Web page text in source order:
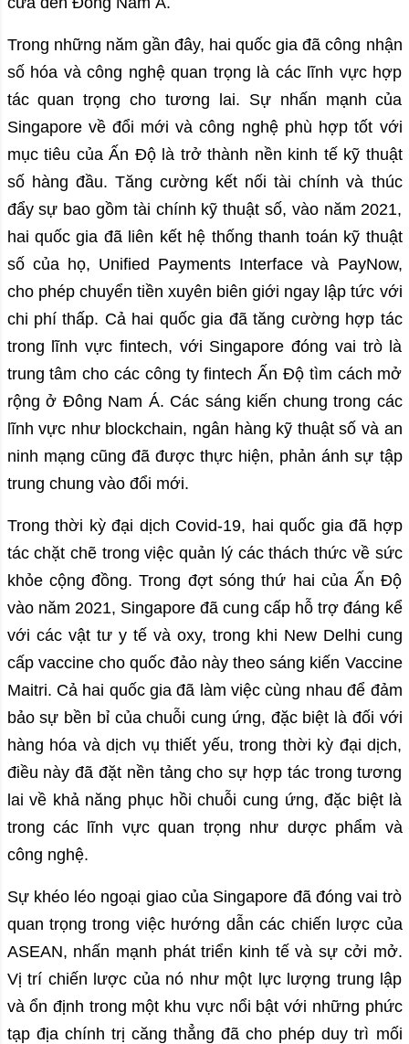
Trong những năm gần đây, hai quốc gia đã công nhận
số hóa và công nghệ quan trọng là các lĩnh vực hợp
tác quan trọng cho tương lai. Sự nhấn mạnh của
Singapore về đổi mới và công nghệ phù hợp tốt với
mục tiêu của Ấn Độ là trở thành nền kinh tế kỹ thuật
số hàng đầu. Tăng cường kết nối tài chính và thúc
đẩy sự bao gồm tài chính kỹ thuật số, vào năm 2021,
hai quốc gia đã liên kết hệ thống thanh toán kỹ thuật
số của họ, Unified Payments Interface và PayNow,
cho phép chuyển tiền xuyên biên giới ngay lập tức với
chi phí thấp. Cả hai quốc gia đã tăng cường hợp tác
trong lĩnh vực fintech, với Singapore đóng vai trò là
trung tâm cho các công ty fintech Ấn Độ tìm cách mở
rộng ở Đông Nam Á. Các sáng kiến chung trong các
lĩnh vực như blockchain, ngân hàng kỹ thuật số và an
ninh mạng cũng đã được thực hiện, phản ánh sự tập
trung chung vào đổi mới.
Trong thời kỳ đại dịch Covid-19, hai quốc gia đã hợp
tác chặt chẽ trong việc quản lý các thách thức về sức
khỏe cộng đồng. Trong đợt sóng thứ hai của Ấn Độ
vào năm 2021, Singapore đã cung cấp hỗ trợ đáng kể
với các vật tư y tế và oxy, trong khi New Delhi cung
cấp vaccine cho quốc đảo này theo sáng kiến Vaccine
Maitri. Cả hai quốc gia đã làm việc cùng nhau để đảm
bảo sự bền bỉ của chuỗi cung ứng, đặc biệt là đối với
hàng hóa và dịch vụ thiết yếu, trong thời kỳ đại dịch,
điều này đã đặt nền tảng cho sự hợp tác trong tương
lai về khả năng phục hồi chuỗi cung ứng, đặc biệt là
trong các lĩnh vực quan trọng như dược phẩm và
công nghệ.
Sự khéo léo ngoại giao của Singapore đã đóng vai trò
quan trọng trong việc hướng dẫn các chiến lược của
ASEAN, nhấn mạnh phát triển kinh tế và sự cởi mở.
Vị trí chiến lược của nó như một lực lượng trung lập
và ổn định trong một khu vực nổi bật với những phức
tạp địa chính trị căng thẳng đã cho phép duy trì mối